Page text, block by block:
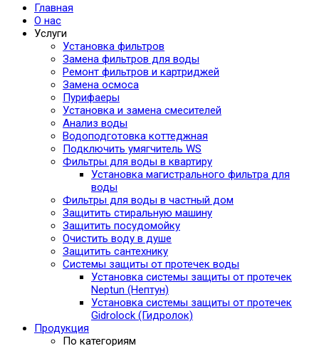
Главная
О нас
Услуги
Установка фильтров
Замена фильтров для воды
Ремонт фильтров и картриджей
Замена осмоса
Пурифаеры
Установка и замена смесителей
Анализ воды
Водоподготовка коттеджная
Подключить умягчитель WS
Фильтры для воды в квартиру
Установка магистрального фильтра для
воды
Фильтры для воды в частный дом
Защитить стиральную машину
Защитить посудомойку
Очистить воду в душе
Защитить сантехнику
Системы защиты от протечек воды
Установка системы защиты от протечек
Neptun (Нептун)
Установка системы защиты от протечек
Gidrolock (Гидролок)
Продукция
По категориям